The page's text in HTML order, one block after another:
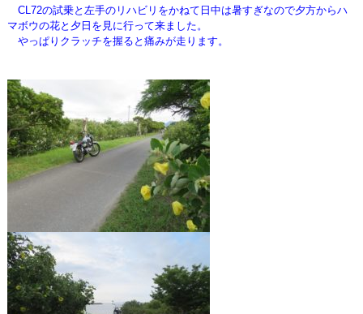
CL72の試乗と左手のリハビリをかねて日中は暑すぎなので夕方からハ
マボウの花と夕日を見に行って来ました。
やっぱりクラッチを握ると痛みが走ります。